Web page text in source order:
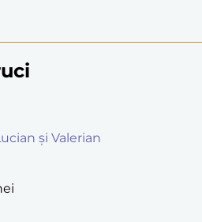
și Valerian